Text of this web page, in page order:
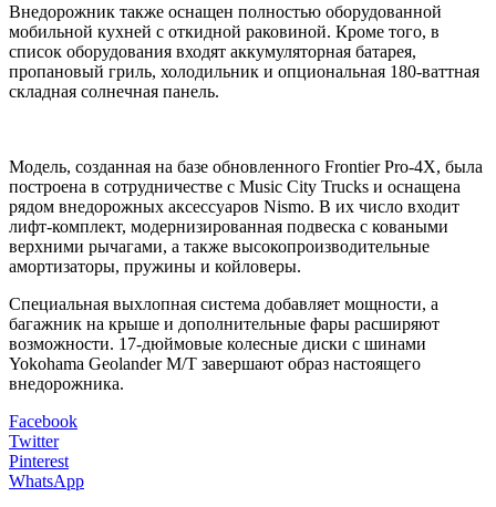
Внедорожник также оснащен полностью оборудованной
мобильной кухней с откидной раковиной. Кроме того, в
список оборудования входят аккумуляторная батарея,
пропановый гриль, холодильник и опциональная 180-ваттная
складная солнечная панель.
Модель, созданная на базе обновленного Frontier Pro-4X, была
построена в сотрудничестве с Music City Trucks и оснащена
рядом внедорожных аксессуаров Nismo. В их число входит
лифт-комплект, модернизированная подвеска с коваными
верхними рычагами, а также высокопроизводительные
амортизаторы, пружины и койловеры.
Специальная выхлопная система добавляет мощности, а
багажник на крыше и дополнительные фары расширяют
возможности. 17-дюймовые колесные диски с шинами
Yokohama Geolander M/T завершают образ настоящего
внедорожника.
Facebook
Twitter
Pinterest
WhatsApp